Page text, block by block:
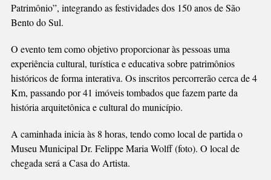
Patrimônio”, integrando as festividades dos 150 anos de São
Bento do Sul.
O evento tem como objetivo proporcionar às pessoas uma
experiência cultural, turística e educativa sobre patrimônios
históricos de forma interativa. Os inscritos percorrerão cerca de 4
Km, passando por 41 imóveis tombados que fazem parte da
história arquitetônica e cultural do município.
A caminhada inicia às 8 horas, tendo como local de partida o
Museu Municipal Dr. Felippe Maria Wolff (foto). O local de
chegada será a Casa do Artista.